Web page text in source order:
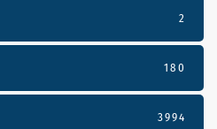
2
180
3994